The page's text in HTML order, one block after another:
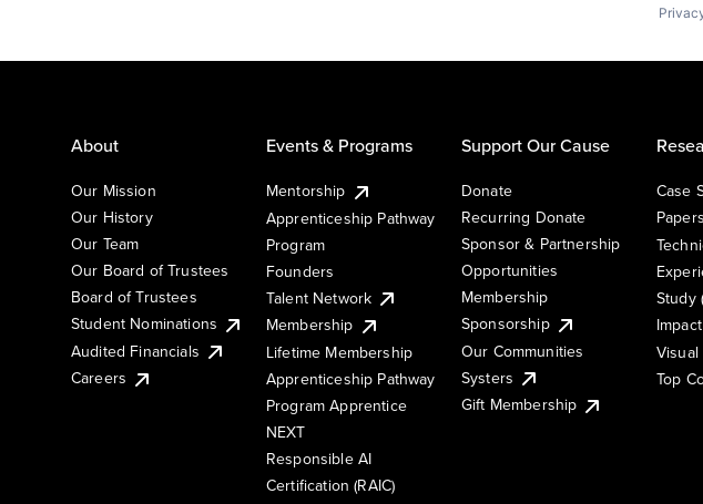
About
Our Mission
Our History
Our Team
Our Board of Trustees
Board of Trustees
Student Nominations
Audited Financials
Careers
Events & Programs
Mentorship
Apprenticeship Pathway
Program
Founders
Talent Network
Membership
Lifetime Membership
Apprenticeship Pathway
Program Apprentice
NEXT
Responsible AI
Certification (RAIC)
Support Our Cause
Donate
Recurring Donate
Sponsor & Partnership
Opportunities
Membership
Sponsorship
Our Communities
Systers
Gift Membership
Case
Papers
Study
Top